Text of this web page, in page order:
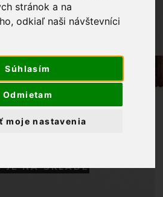
stránok a na
odkiaľ naši návštevníci
Súhlasím
Odmietam
moje nastavenia
BAVLNENÉ PLÁTNO
BIELE BODKY 2MM
PODKLADE
JE NA SKLADE